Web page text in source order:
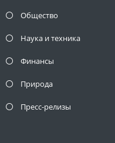
Общество
Наука и техника
Финансы
Природа
Пресс-релизы